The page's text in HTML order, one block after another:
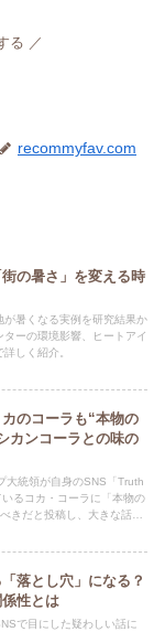
る
recommyfav.com
の暑さ」を変える時
暑くなる実例を研究結果か
ーの環境影響、ヒートアイ
しく紹介。
のコーラも“本物の
カンコーラとの味の
大統領が自身のSNS「Truth
るコカ・コーラに「本物の
きだと投稿し、大きな話題
落とし穴」になる？
性とは
で目にした疑わしい話に